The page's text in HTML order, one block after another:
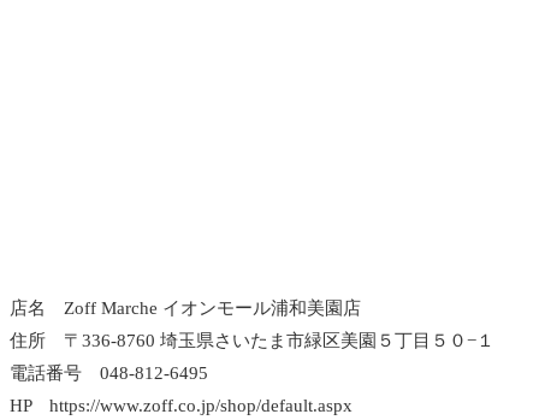
店名 Zoff Marche イオンモール浦和美園店
住所 〒336-8760 埼玉県さいたま市緑区美園５丁目５０−１
電話番号 048-812-6495
HP https://www.zoff.co.jp/shop/default.aspx